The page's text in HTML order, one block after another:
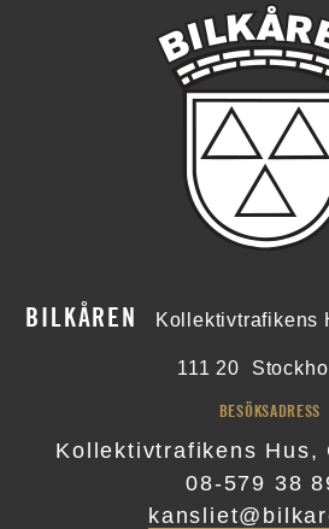
BILKÅREN Kollektivtrafikens
111 20
BESÖKSADRESS
Kollektivtrafikens Hus,
08-579 38